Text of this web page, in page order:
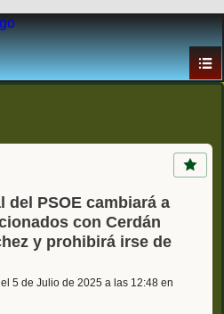
del PSOE cambiará a
con Cerdán
y prohibirá irse de
el 5 de Julio de 2025 a las 12:48 en